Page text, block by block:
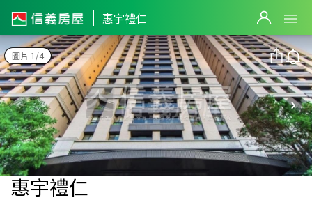
惠宇禮仁
圖片 1/4
惠宇禮仁